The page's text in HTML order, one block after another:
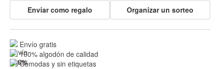
Enviar como regalo Organizar un sorteo
Envío gratis
100% algodón de calidad
Cómodas y sin etiquetas